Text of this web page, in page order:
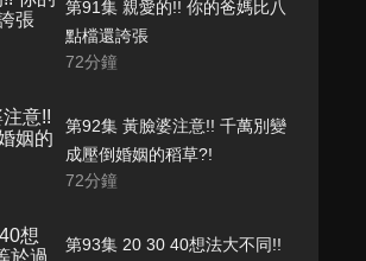
第91集 親愛的!! 你的爸媽比八
點檔還誇張
72分鐘
第92集 黃臉婆注意!! 千萬別變
成壓倒婚姻的稻草?!
72分鐘
第93集 20 30 40想法大不同!!